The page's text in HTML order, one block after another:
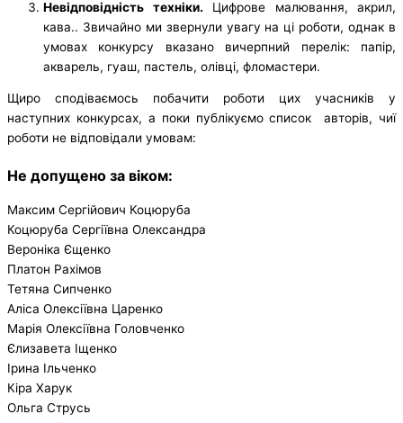
Невідповідність техніки. Цифрове малювання, акрил,
кава.. Звичайно ми звернули увагу на ці роботи, однак в
умовах конкурсу вказано вичерпний перелік: папір,
акварель, гуаш, пастель, олівці, фломастери.
Щиро сподіваємось побачити роботи цих учасників у
наступних конкурсах, а поки публікуємо список авторів, чиї
роботи не відповідали умовам:
Не допущено за віком:
Максим Сергійович Коцюруба
Коцюруба Сергіївна Олександра
Вероніка Єщенко
Платон Рахімов
Тетяна Сипченко
Аліса Олексіївна Царенко
Марія Олексіївна Головченко
Єлизавета Іщенко
Ірина Ільченко
Кіра Харук
Ольга Струсь